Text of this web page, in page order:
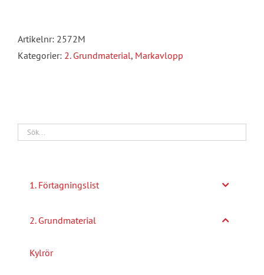
Artikelnr: 2572M
Kategorier: 2. Grundmaterial, Markavlopp
1. Förtagningslist
2. Grundmaterial
Kylrör